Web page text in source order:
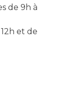
de 9h à
et de